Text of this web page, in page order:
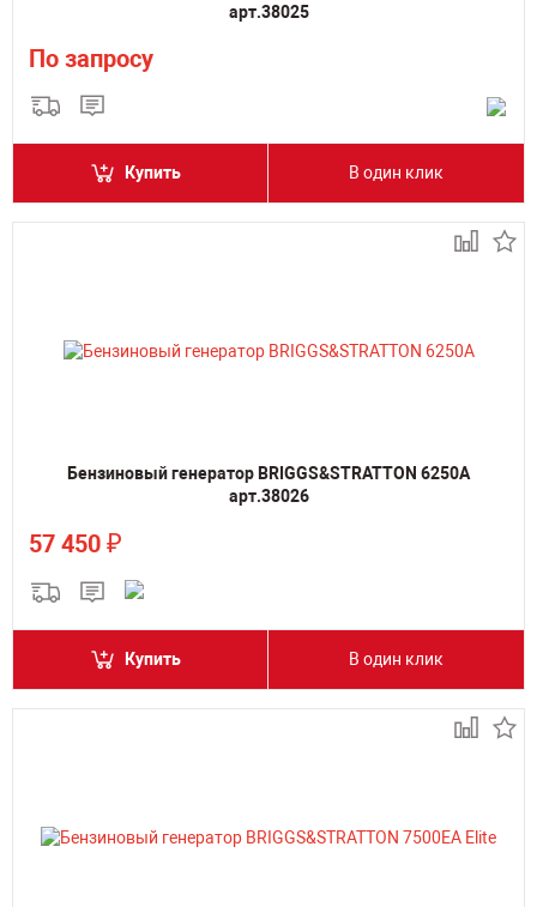
арт.38025
По запросу
Купить В один клик
Бензиновый генератор BRIGGS&STRATTON 6250A
арт.38026
57 450 ₽
Купить В один клик